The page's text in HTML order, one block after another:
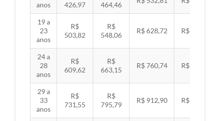
anos 426,97 464,46
19 a
23
anos
R$
503,82
R$
548,06
R$ 628,72 R$ 647,89
24 a
28
anos
R$
609,62
R$
663,15
R$ 760,74 R$ 783,94
29 a
33
anos
R$
731,55
R$
795,79
R$ 912,90 R$ 940,74